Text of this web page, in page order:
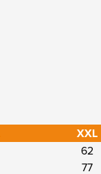
XXL
62
77